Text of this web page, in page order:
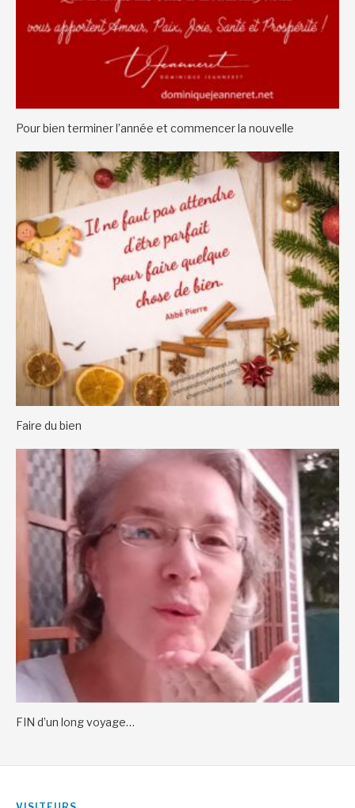
Pour bien terminer l’année et commencer la nouvelle
Faire du bien
FIN d’un long voyage…